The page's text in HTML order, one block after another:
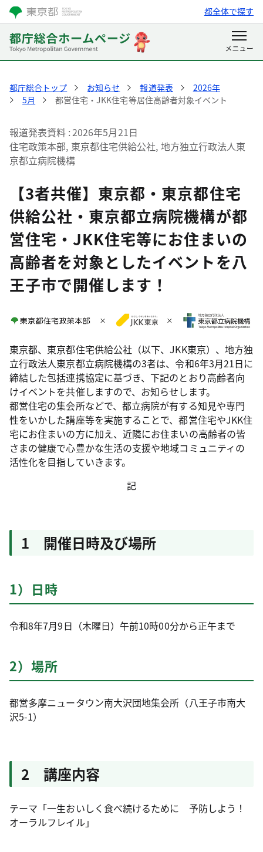
都全体で探す
都庁総合トップ お知らせ 報道発表
2026年
5月
都営住宅・JKK住宅等居住高齢者対象イベント
報道発表資料 2026年5月21日
住宅政策本部, 東京都住宅供給公社, 地方独立行政法人東
京都立病院機構
【3者共催】東京都・東京都住宅
供給公社・東京都立病院機構が都
営住宅・JKK住宅等にお住まいの
高齢者を対象としたイベントを八
王子市で開催します！
東京都、東京都住宅供給公社（以下、JKK東京）、地方独
立行政法人東京都立病院機構の3者は、令和6年3月21日に
締結した包括連携協定に基づき、下記のとおり高齢者向
けイベントを共催しますので、お知らせします。
都営住宅の集会所などで、都立病院が有する知見や専門
性をいかした講座等を実施することで、都営住宅やJKK住
宅にお住まいの方に加え、近隣にお住まいの高齢者の皆
さまの健康で心豊かな生活の支援や地域コミュニティの
活性化を目指していきます。
記
1 開催日時及び場所
1）日時
令和8年7月9日（木曜日）午前10時00分から正午まで
2）場所
都営多摩ニュータウン南大沢団地集会所（八王子市南大
沢5-1）
2 講座内容
テーマ「一生おいしく食べ続けるために 予防しよう！
オーラルフレイル」